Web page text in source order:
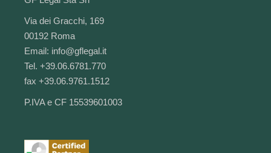
Via dei Gracchi, 169
00192 Roma
Email: info@gflegal.it
Tel. +39.06.6781.770
fax +39.06.9761.1512
P.IVA e CF 15539601003